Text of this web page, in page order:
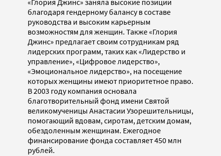
«Глория Джинс» заняла высокие позиции
благодаря гендерному балансу в составе
руководства и высоким карьерным
возможностям для женщин. Также «Глория
Джинс» предлагает своим сотрудникам ряд
лидерских программ, таких как «Лидерство и
управление», «Цифровое лидерство»,
«Эмоциональное лидерство», на посещение
которых женщины имеют приоритетное право.
В 2003 году компания основала
благотворительный фонд имени Святой
великомученицы Анастасии Узорешительницы,
помогающий вдовам, сиротам, детским домам,
обездоленным женщинам. Ежегодное
финансирование фонда составляет 450 млн
рублей.